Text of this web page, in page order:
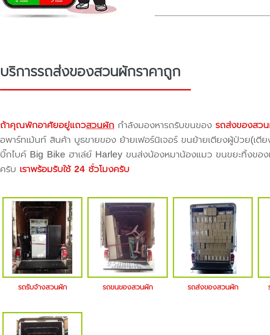
บริการรถส่งของสวนผักราคาถูก
ถ้าคุณพักอาศัยอยู่แถวสวนผักกำลังมองหารถรับขนของ รถส่งของสว
อพาร์ทเม้นท์ สินค้า บูธขายของ ย้ายเฟอร์นิเจอร์ ขนย้ายเตียงผู้ป่วย(เตี
บิ๊กไบค์ Big Bike ฮาเล่ย์ Harley ขนส่งน้องหมาน้องแมว ขนขยะทิ้งของเ
ครับ เราพร้อมรับใช้ 24 ชั่วโมงครับ
รถรับจ้างสวนผัก รถขนของสวนผัก รถส่งของสวนผัก